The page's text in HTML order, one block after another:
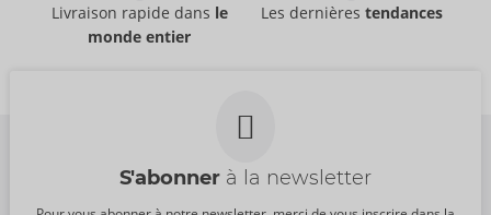
LATE X- ORION Brand
29013901021
LATE X- ORION Brand
Livraison rapide dans le
monde entier
Les dernières tendances
S'abonner à la newsletter